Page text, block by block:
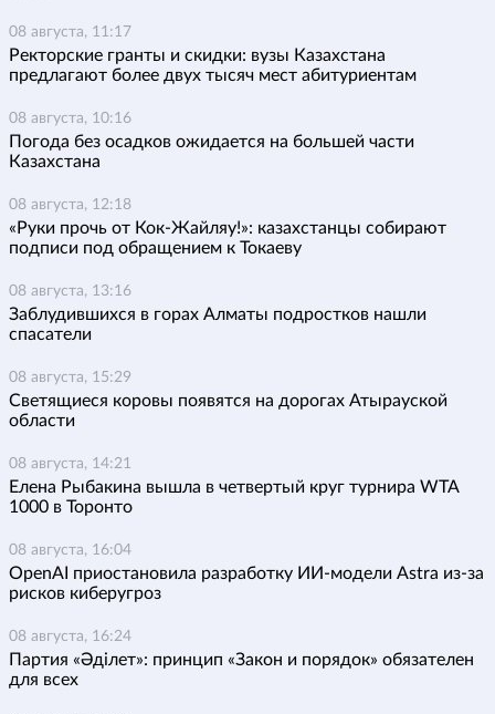
08 августа, 11:17
Ректорские гранты и скидки: вузы Казахстана
предлагают более двух тысяч мест абитуриентам
08 августа, 10:16
Погода без осадков ожидается на большей части
Казахстана
08 августа, 12:18
«Руки прочь от Кок-Жайляу!»: казахстанцы собирают
подписи под обращением к Токаеву
08 августа, 13:16
Заблудившихся в горах Алматы подростков нашли
спасатели
08 августа, 15:29
Светящиеся коровы появятся на дорогах Атырауской
области
08 августа, 14:21
Елена Рыбакина вышла в четвертый круг турнира WTA
1000 в Торонто
08 августа, 16:04
OpenAI приостановила разработку ИИ-модели Astra из-за
рисков киберугроз
08 августа, 16:24
Партия «Әділет»: принцип «Закон и порядок» обязателен
для всех